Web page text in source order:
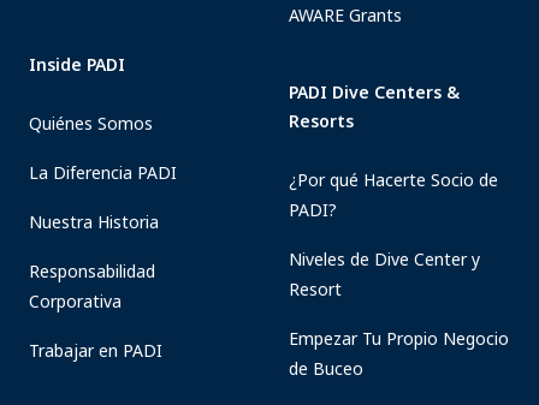
Inside PADI
Quiénes Somos
La Diferencia PADI
Nuestra Historia
Responsabilidad
Corporativa
Trabajar en PADI
AWARE Grants
PADI Dive Centers &
Resorts
¿Por qué Hacerte Socio de
PADI?
Niveles de Dive Center y
Resort
Empezar Tu Propio Negocio
de Buceo